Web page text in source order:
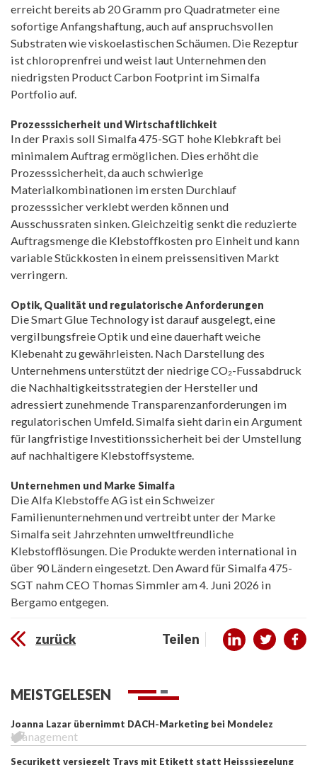
erreicht bereits ab 20 Gramm pro Quadratmeter eine
sofortige Anfangshaftung, auch auf anspruchsvollen
Substraten wie viskoelastischen Schäumen. Die Rezeptur
ist chloroprenfrei und weist laut Unternehmen den
niedrigsten Product Carbon Footprint im Simalfa
Portfolio auf.
Prozesssicherheit und Wirtschaftlichkeit
In der Praxis soll Simalfa 475-SGT hohe Klebkraft bei
minimalem Auftrag ermöglichen. Dies erhöht die
Prozesssicherheit, da auch schwierige
Materialkombinationen im ersten Durchlauf
prozesssicher verklebt werden können und
Ausschussraten sinken. Gleichzeitig senkt die reduzierte
Auftragsmenge die Klebstoffkosten pro Einheit und kann
variable Stückkosten in einem preissensitiven Markt
verringern.
Optik, Qualität und regulatorische Anforderungen
Die Smart Glue Technology ist darauf ausgelegt, eine
vergilbungsfreie Optik und eine dauerhaft weiche
Klebenaht zu gewährleisten. Nach Darstellung des
Unternehmens unterstützt der niedrige CO₂-Fussabdruck
die Nachhaltigkeitsstrategien der Hersteller und
adressiert zunehmende Transparenzanforderungen im
regulatorischen Umfeld. Simalfa sieht darin ein Argument
für langfristige Investitionssicherheit bei der Umstellung
auf nachhaltigere Klebstoffsysteme.
Unternehmen und Marke Simalfa
Die Alfa Klebstoffe AG ist ein Schweizer
Familienunternehmen und vertreibt unter der Marke
Simalfa seit Jahrzehnten umweltfreundliche
Klebstofflösungen. Die Produkte werden international in
über 90 Ländern eingesetzt. Den Award für Simalfa 475-
SGT nahm CEO Thomas Simmler am 4. Juni 2026 in
Bergamo entgegen.
zurück Teilen
MEISTGELESEN
Joanna Lazar übernimmt DACH-Marketing bei Mondelez
Management
Securikett versiegelt Trays mit Etikett statt Heisssiegelung